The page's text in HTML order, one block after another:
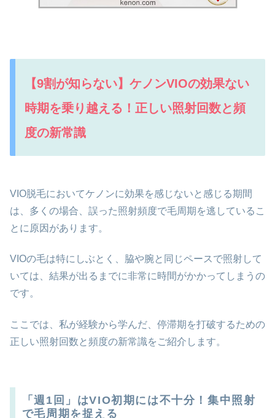
【9割が知らない】ケノンVIOの効果ない
時期を乗り越える！正しい照射回数と頻
度の新常識
VIO脱毛においてケノンに効果を感じないと感じる期間
は、多くの場合、誤った照射頻度で毛周期を逃しているこ
とに原因があります。
VIOの毛は特にしぶとく、脇や腕と同じペースで照射して
いては、結果が出るまでに非常に時間がかかってしまうの
です。
ここでは、私が経験から学んだ、停滞期を打破するための
正しい照射回数と頻度の新常識をご紹介します。
「週1回」はVIO初期には不十分！集中照射
で毛周期を捉える